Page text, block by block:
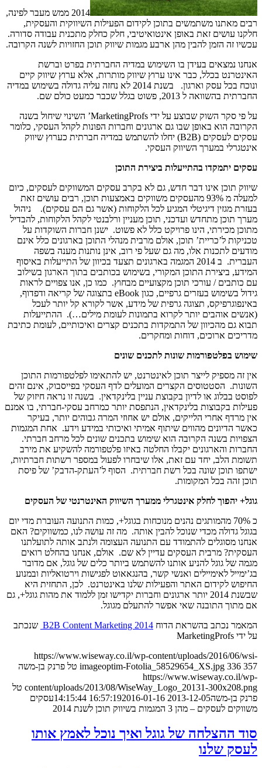
2014 ממש מעבר לפינה,
רבים מאתנו משתמשים בתוכן לקידום הפעילות השיווקית והעסקית,
חלקנו עושים זאת באופן אינטואיטיבי, חלק כחלק מתכנית עבודה סדורה.
עכשיו זה הזמן להבין מהן ארבע מגמות שיווק תוכן החזויות לשנה הקרובה.
אנחנו נמצאים בעידן בו השימוש במדיה החברתית בפרט וברשת
האינטרנט בכלל, כבר אינו ערוץ שיווק מותרות, אלא ערוץ שיווק קיים
ונוכח בכל עסק וארגון. בשנת 2014 לא נחזה עליה גדולה בשימוש במדיה
החברתית בהשוואה ל 2013, פשוט בגלל שכבר כמעט כולם שם.
על פי סקר השוק שבוצע על ידי MarketingProfs’ השינוי שיחול בשנה
הקרובה הוא באופן שבו גם ארגונים וחברות הפונות לקהל העסקי, כלומר
עסקים לעסקים (B2B) יחלו להשתמש במדיה חברתית כערוץ שיווק
אינטגרלי במערך השיווק העסקי.
עסקים יתמקדו בהתייעלות ביצירת התוכן
שיווק תוכן אינו דבר חדש, גם לא בקרב עסקים המשווקים לעסקים, כיום
למעלה מ 93% מהעסקים משווקים באמצעות תוכן, רבים עושים זאת
בעזרת מגזין דיגיטלי המגיע לכל הלקוחות (אשר גם הם עסקים). ניהול
מערך תוכן מתחדש ועדכני, תוכן מעניין ורלבנטי לקהל הלקוחות, להבדיל
מתוכן מכירתי, הינו פרויקט כלל לא פשוט. ישנן חברות השוקדות על
טכניקות ל’כריית’ תוכן, אולם מרבית מנהלי התוכן בארגונים כלל אינם
מודעים לתכנות אלו, מה גם שעל פי רוב, אינן נותנות מענה בשפה
העברית. ב 2014 המגמה בארגונים תצעד בכיוון של התייעלות באיסוף
המידע, ביצירת התוכן המקורי, בשימוש בכותבים בתוך הארגון בשילוב
עם כותבים / עורכי תוכן מקצועיים מבחוץ. כמו כן, אנו צפויים לראות
גידול בשימוש בעזרים גרפיים, כגון eBook בתצוגה של קריאה ודפדוף,
באינפוגרפיקס, תצוגה גרפית של מידע, אשר לקורא קל יותר לעכל
(אנשים אוהבים יותר לקרוא בתמונות לעומת מילים…). ההתייעלות
תבוא גם מהכיוון של התמקדות בתכנים קצרים ואיכותיים, לעומת כתיבת
מדריכים ארוכים, דוחות ומחקרים.
שימוש בפלטפורמות שונות לתכנים שונים
אין זה מספיק לייצר תוכן לאינטרנט, יש להתאימו לפלטפורמות התוכן
השונות. הסטטוסים הקצרים המועלים לדף העסקי בפייסבוק, אינם זהים
לפוסט בבלוג או לדיון בקבוצת עניין בלינקדאין. בשנה זו נראה חיזוק של
פעילות בקבוצות בלינקדאין, הנתפסת יותר כמרחב עסקי-חברתי, בו אמנם
אין מרדף אחרי הלייקים, אולם יש אחוזי המרה גבוהים יותר, בעיקר
כאשר הדיונים מהווים שיתוף אמיתי ואיכותי במידע וידע. אחת המגמות
הצפויות בשנה הקרובה הוא שימוש בתכנים שונים לכל מרחב חברתי.
החברות והארגונים יקבלו החלטה באיזו פלטפורמה להשקיע את מירב
תשומת הלב, יחד עם זאת, אלו שיבחרו לפעול במספר רשתות חברתיות,
ישתפו תוכן שונה בכל רשת חברתית. הסוף ל’העתק-הדבק’ של פיסת
תוכן זהה בכל המקומות.
גוגל+ יהפוך לחלק אינטגרלי ממערך השיווק האינטרנטי של העסקים
כ 70% מהמותגים נהנים מנוכחות בגוגל+, כמות התנועה העוברת מדי יום
בגוגל גדולה מכדי שנוכל להבין אותה. מה זה עושה לנו, כמשווקים? האם
אנחנו מסוגלים להתמודד עם התנועה העצומה ולנתב אותה לתועלתנו
העסקית? מרבית העסקים עדיין לא שם. אולם, אנחנו בהחלט רואים
מגמה של גוגל להניע אותנו להשתמש ביותר כלים של גוגל, אם מדובר
בג’ימייל לאימיילים ואנשי קשר, בהנגאאוט לפגישות וירטואליות ובמנוע
החיפוש לקידום האתר והפעילות שלנו באינטרנט. לכן, התחזית היא
שבשנת 2014 יותר ארגונים וחברות יקדישו זמן ללמוד את מהות גוגל+, גם
אם מתוך התובנה שאי אפשר להתעלם מגוגל.
המאמר נכתב בהשראת הדוח B2B Content Marketing 2014 שנכתב
על ידי MarketingProfs
https://www.wiseway.co.il/wp-content/uploads/2016/06/wsi-
imageoptim-Fotolia_58529654_XS.jpg 336 357
טל פרנק בן-משה
https://www.wiseway.co.il/wp-
content/uploads/2013/08/WiseWay_Logo_20131-300x208.png טל
פרנק בן-משה2013-12-05 16:57:19
2016-01-16 14:15:44
עסקים
משווקים לעסקים – מהן 3 המגמות בשיווק תוכן לשנת 2014
סוד ההצלחה של גוגל ואיך נוכל לאמץ אותו
לעסק שלנו